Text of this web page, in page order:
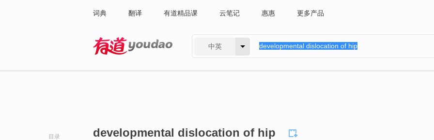
词典 翻译 有道精品课 云笔记 惠惠 更多产品
中英
目录 developmental dislocation of hip